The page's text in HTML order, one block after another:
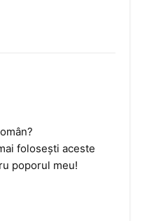
foloseşti aceste
poporul meu!